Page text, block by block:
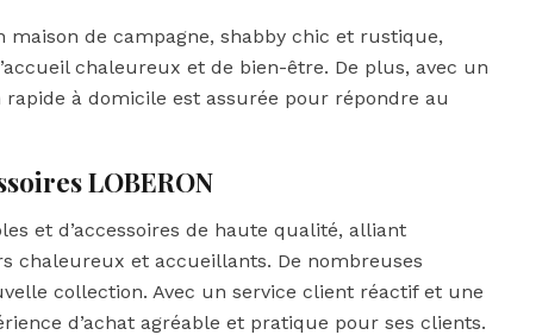
de campagne, shabby chic et rustique,
chaleureux et de bien-être. De plus, avec un
à domicile est assurée pour répondre au
LOBERON
et d’accessoires de haute qualité, alliant
chaleureux et accueillants. De nombreuses
collection. Avec un service client réactif et une
d’achat agréable et pratique pour ses clients.